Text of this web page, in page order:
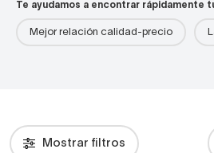
Te ayudamos a encontrar rápidamente
Mejor relación calidad-precio
Mostrar filtros